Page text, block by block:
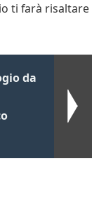
ti farà risaltare
da